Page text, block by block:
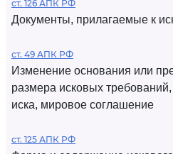
ст. 126 АПК РФ
Документы, прилагаемые к
ст. 49 АПК РФ
Изменение основания или
размера исковых требований,
иска, мировое соглашение
ст. 125 АПК РФ